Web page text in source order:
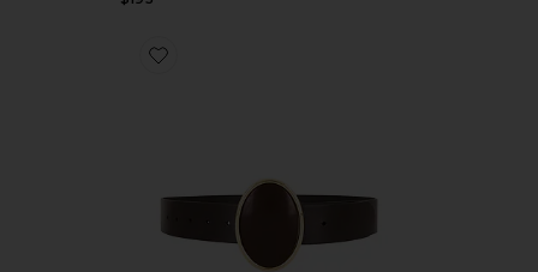
Favorite АКСЕССУАРЫ PERTIE